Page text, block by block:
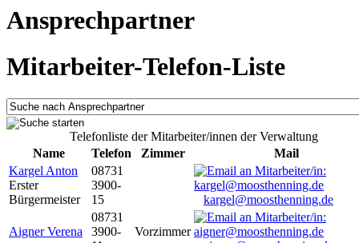
Ansprechpartner
Mitarbeiter-Telefon-Liste
Telefonliste der Mitarbeiter/innen der Verwaltung
Name
Telefon Zimmer
Mail
Kargel Anton
Erster
Bürgermeister
08731
3900-
15
kargel@moosthenning.de
Aigner Verena
08731
3900-
Vorzimmer